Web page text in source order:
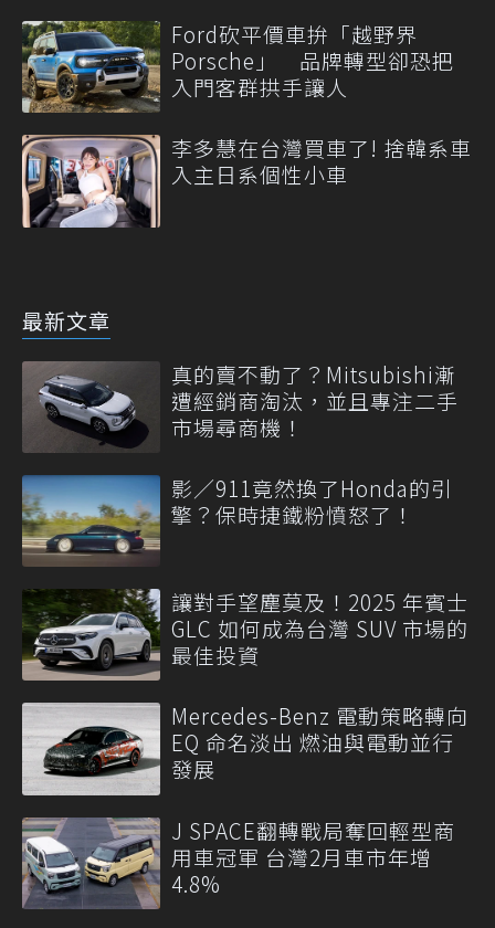
Ford砍平價車拚「越野界
Porsche」 品牌轉型卻恐把
入門客群拱手讓人
李多慧在台灣買車了! 捨韓系車
入主日系個性小車
最新文章
真的賣不動了？Mitsubishi漸
遭經銷商淘汰，並且專注二手
市場尋商機！
影／911竟然換了Honda的引
擎？保時捷鐵粉憤怒了！
讓對手望塵莫及！2025 年賓士
GLC 如何成為台灣 SUV 市場的
最佳投資
Mercedes-Benz 電動策略轉向
EQ 命名淡出 燃油與電動並行
發展
J SPACE翻轉戰局奪回輕型商
用車冠軍 台灣2月車市年增
4.8%